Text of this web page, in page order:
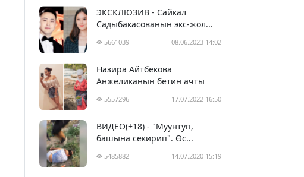
ЭКСКЛЮЗИВ - Сайкал
Садыбакасованын экс-жол...
5661039 08.06.2023 14:02
Назира Айтбекова
Анжеликанын бетин ачты
5557296 17.07.2022 16:50
ВИДЕО(+18) - "Муунтуп,
башына секирип". Өс...
5485882 14.07.2020 15:19